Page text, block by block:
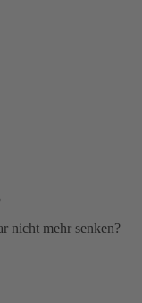
nicht mehr senken?